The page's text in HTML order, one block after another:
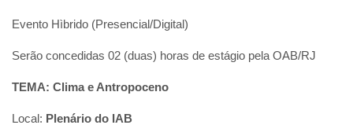
Evento Hìbrido (Presencial/Digital)
Serão concedidas 02 (duas) horas de estágio pela OAB/RJ
TEMA: Clima e Antropoceno
Local: Plenário do IAB